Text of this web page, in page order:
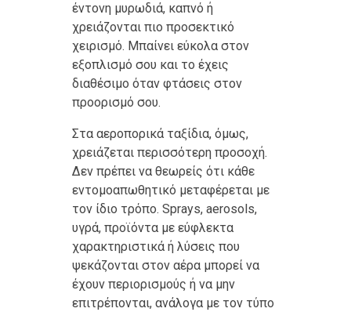
έντονη μυρωδιά, καπνό ή
χρειάζονται πιο προσεκτικό
χειρισμό. Μπαίνει εύκολα στον
εξοπλισμό σου και το έχεις
διαθέσιμο όταν φτάσεις στον
προορισμό σου.
Στα αεροπορικά ταξίδια, όμως,
χρειάζεται περισσότερη προσοχή.
Δεν πρέπει να θεωρείς ότι κάθε
εντομοαπωθητικό μεταφέρεται με
τον ίδιο τρόπο. Sprays, aerosols,
υγρά, προϊόντα με εύφλεκτα
χαρακτηριστικά ή λύσεις που
ψεκάζονται στον αέρα μπορεί να
έχουν περιορισμούς ή να μην
επιτρέπονται, ανάλογα με τον τύπο